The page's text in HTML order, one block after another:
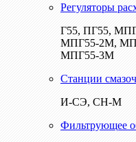
Регуляторы
Г55, ПГ55,
МПГ55-2М,
МПГ55-3М
Станции
И-СЭ, СН-М
Фильтрующее